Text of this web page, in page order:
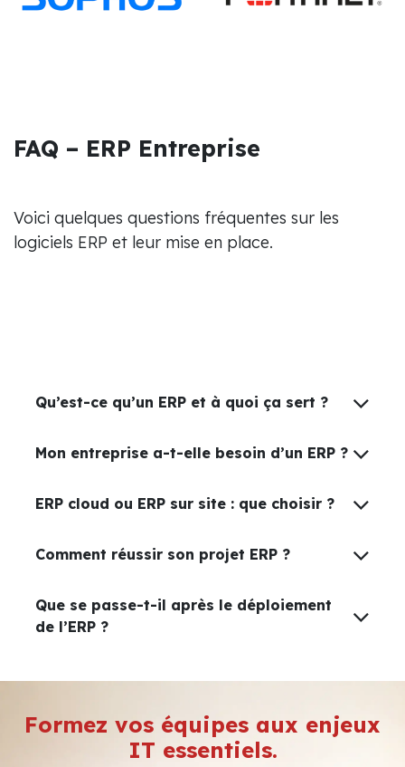
FAQ – ERP Entreprise
Voici quelques questions fréquentes sur les
logiciels ERP et leur mise en place.
Qu’est-ce qu’un ERP et à quoi ça sert ?
Mon entreprise a-t-elle besoin d’un ERP ?
ERP cloud ou ERP sur site : que choisir ?
Comment réussir son projet ERP ?
Que se passe-t-il après le déploiement
de l’ERP ?
Formez vos équipes aux enjeux
IT essentiels.